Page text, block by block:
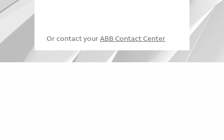
Or contact your ABB Contact Center